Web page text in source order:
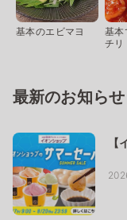
基本のエビマヨ
基本
チリ
最新のお知らせ